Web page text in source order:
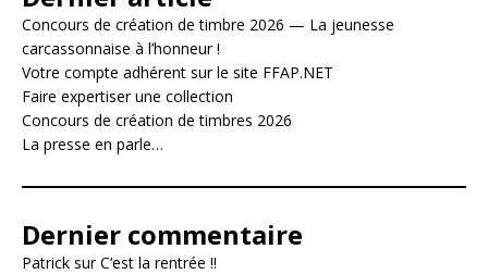
Concours de création de timbre 2026 — La jeunesse
carcassonnaise à l’honneur !
Votre compte adhérent sur le site FFAP.NET
Faire expertiser une collection
Concours de création de timbres 2026
La presse en parle…
Dernier commentaire
Patrick surC’est la rentrée !!